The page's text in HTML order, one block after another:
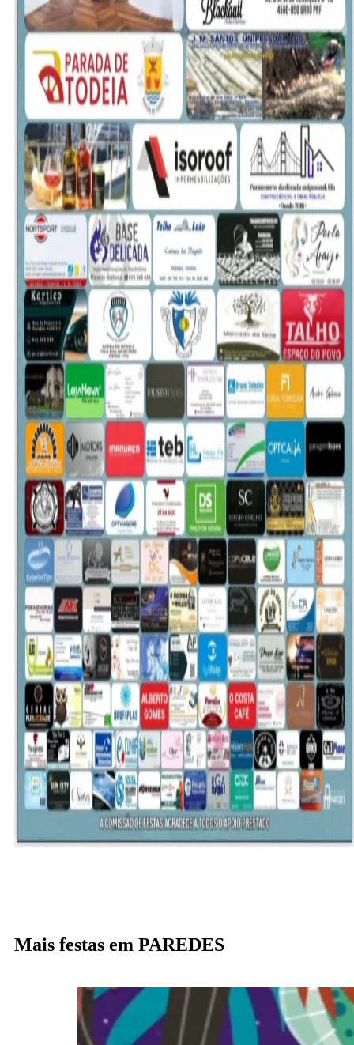
Mais festas em PAREDES